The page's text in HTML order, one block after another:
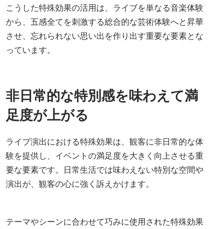
こうした特殊効果の活用は、ライブを単なる音楽体験
から、五感全てを刺激する総合的な芸術体験へと昇華
させ、忘れられない思い出を作り出す重要な要素とな
っています。
非日常的な特別感を味わえて満
足度が上がる
ライブ演出における特殊効果は、観客に非日常的な体
験を提供し、イベントの満足度を大きく向上させる重
要な要素です。日常生活では味わえない特別な空間や
演出が、観客の心に強く訴えかけます。
テーマやシーンに合わせて巧みに使用された特殊効果